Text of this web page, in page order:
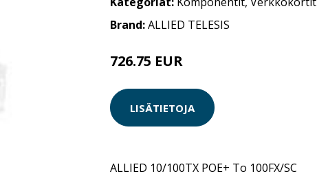
Brand:ALLIED TELESIS
726.75 EUR
LISÄTIETOJA
ALLIED 10/100TX POE+ To 100FX/SC